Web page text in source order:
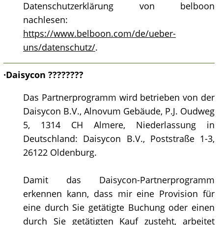
Datenschutzerklärung von belboon
nachlesen:
https://www.belboon.com/de/ueber-
uns/datenschutz/.
·Daisycon ????????
Das Partnerprogramm wird betrieben von der
Daisycon B.V., Alnovum Gebäude, P.J. Oudweg
5, 1314 CH Almere, Niederlassung in
Deutschland: Daisycon B.V., Poststraße 1-3,
26122 Oldenburg.
Damit das Daisycon-Partnerprogramm
erkennen kann, dass mir eine Provision für
eine durch Sie getätigte Buchung oder einen
durch Sie getätigten Kauf zusteht, arbeitet